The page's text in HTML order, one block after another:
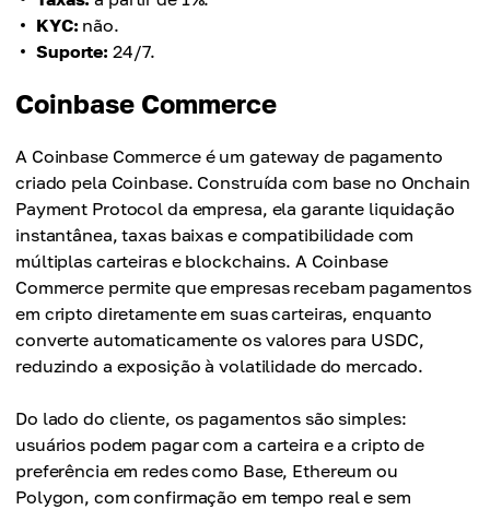
KYC: não.
Suporte: 24/7.
Coinbase Commerce
A Coinbase Commerce é um gateway de pagamento
criado pela Coinbase. Construída com base no Onchain
Payment Protocol da empresa, ela garante liquidação
instantânea, taxas baixas e compatibilidade com
múltiplas carteiras e blockchains. A Coinbase
Commerce permite que empresas recebam pagamentos
em cripto diretamente em suas carteiras, enquanto
converte automaticamente os valores para USDC,
reduzindo a exposição à volatilidade do mercado.
Do lado do cliente, os pagamentos são simples:
usuários podem pagar com a carteira e a cripto de
preferência em redes como Base, Ethereum ou
Polygon, com confirmação em tempo real e sem